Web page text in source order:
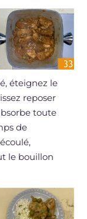
éteignez le
reposer
toute
de
le bouillon